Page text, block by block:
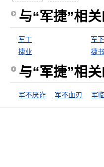
与“军捷”相
军丁 军
捷业
捷书
与“军捷”相
军不厌诈 军不血刃 军